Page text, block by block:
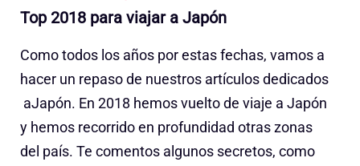
Top 2018 para viajar a Japón
Como todos los años por estas fechas, vamos a
hacer un repaso de nuestros artículos dedicados
aJapón. En 2018 hemos vuelto de viaje a Japón
y hemos recorrido en profundidad otras zonas
del país. Te comentos algunos secretos, como